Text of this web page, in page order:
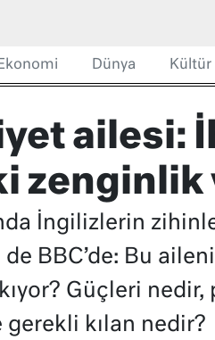
Ekonomi Dünya Kültür
ailesi:
zenginlik
İngilizlerin
BBC’de: Bu
Güçleri
gerekli kılan nedir?